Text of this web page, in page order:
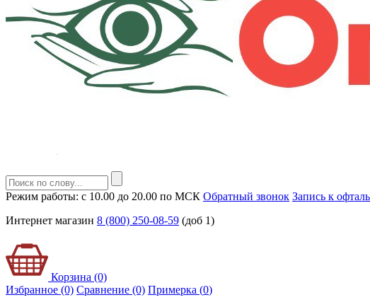
Режим работы: с 10.00 до 20.00 по МСК Обратный звонок Запись к
Интернет магазин 8 (800) 250-08-59 (доб 1)
Корзина (0)
Избранное (0) Сравнение (0) Примерка (0)